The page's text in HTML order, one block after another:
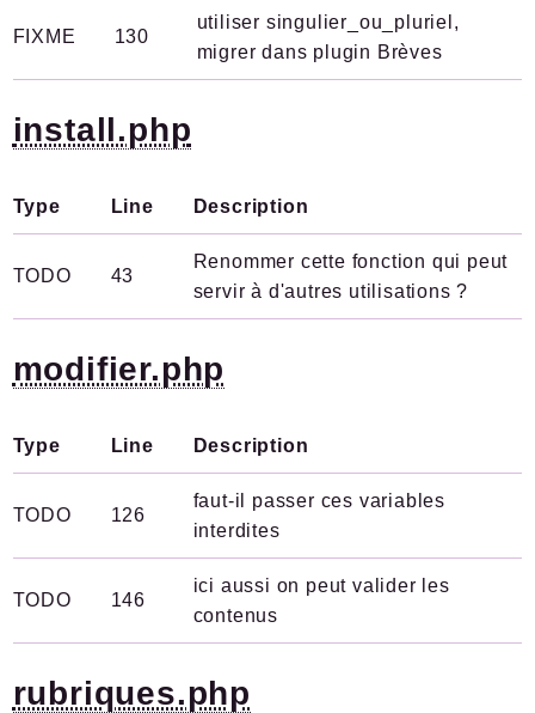
FIXME 130
utiliser singulier_ou_pluriel,
migrer dans plugin Brèves
install.php
Type Line Description
TODO 43
Renommer cette fonction qui peut
servir à d'autres utilisations ?
modifier.php
Type Line Description
TODO 126
faut-il passer ces variables
interdites
TODO 146
ici aussi on peut valider les
contenus
rubriques.php